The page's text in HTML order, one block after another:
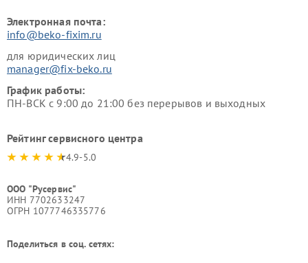
Электронная почта:
info@beko-fixim.ru
для юридических лиц
manager@fix-beko.ru
График работы:
ПН-ВСК с 9:00 до 21:00 без перерывов и выходных
Рейтинг сервисного центра
4.9-5.0
ООО "Русервис"
ИНН 7702633247
ОГРН 1077746335776
Поделиться в соц. сетях: